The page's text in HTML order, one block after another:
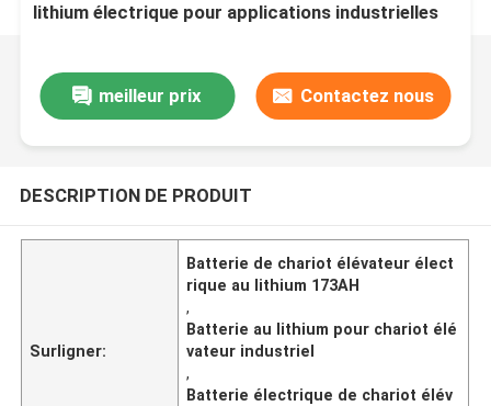
lithium électrique pour applications industrielles
meilleur prix Contactez nous
DESCRIPTION DE PRODUIT
Surligner:
Batterie de chariot élévateur élect
rique au lithium 173AH
,
Batterie au lithium pour chariot élé
vateur industriel
,
Batterie électrique de chariot élév